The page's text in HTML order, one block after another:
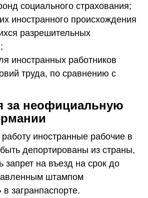
социального страхования;
иностранного происхождения
разрешительных
иностранных работников
труда, по сравнению с
за неофициальную
иностранные рабочие в
депортированы из страны,
запрет на въезд на срок до
штампом
загранпаспорте.